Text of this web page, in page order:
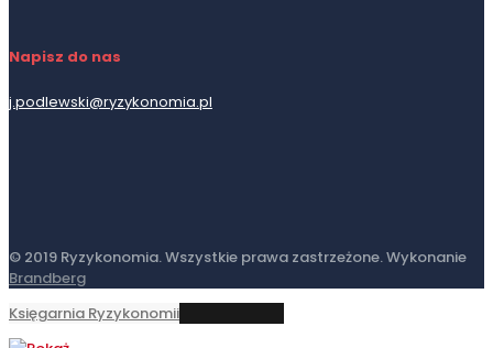
Napisz do nas
j.podlewski@ryzykonomia.pl
© 2019 Ryzykonomia. Wszystkie prawa zastrzeżone. Wykonanie
Brandberg
Księgarnia Ryzykonomii